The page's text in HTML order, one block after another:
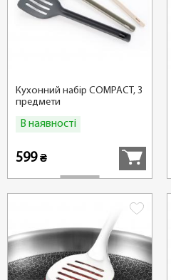
Кухонний набір COMPACT, 3
предмети
В наявності
599₴